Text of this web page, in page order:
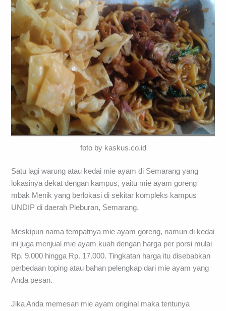
foto by kaskus.co.id
Satu lagi warung atau kedai mie ayam di Semarang yang
lokasinya dekat dengan kampus, yaitu mie ayam goreng
mbak Menik yang berlokasi di sekitar kompleks kampus
UNDIP di daerah Pleburan, Semarang.
Meskipun nama tempatnya mie ayam goreng, namun di kedai
ini juga menjual mie ayam kuah dengan harga per porsi mulai
Rp. 9.000 hingga Rp. 17.000. Tingkatan harga itu disebabkan
perbedaan toping atau bahan pelengkap dari mie ayam yang
Anda pesan.
Jika Anda memesan mie ayam original maka tentunya